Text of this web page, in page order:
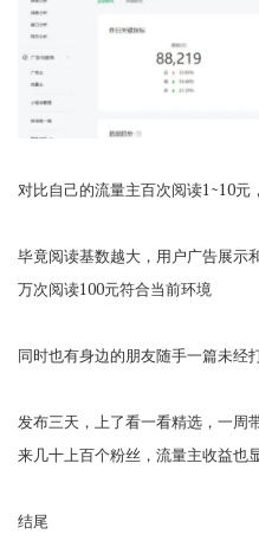
对比自己的流量主百次阅读1~10元
毕竟阅读基数越大，用户广告展示
万次阅读100元符合当前环境
同时也有身边的朋友随手一篇未经
发布三天，上了看一看精选，一周
来几十上百个粉丝，流量主收益也
结尾